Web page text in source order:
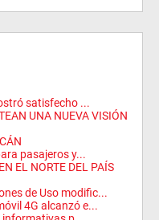
satisfecho ...
UNA NUEVA VISIÓN
pasajeros y...
EL NORTE DEL PAÍS
de Uso modific...
4G alcanzó e...